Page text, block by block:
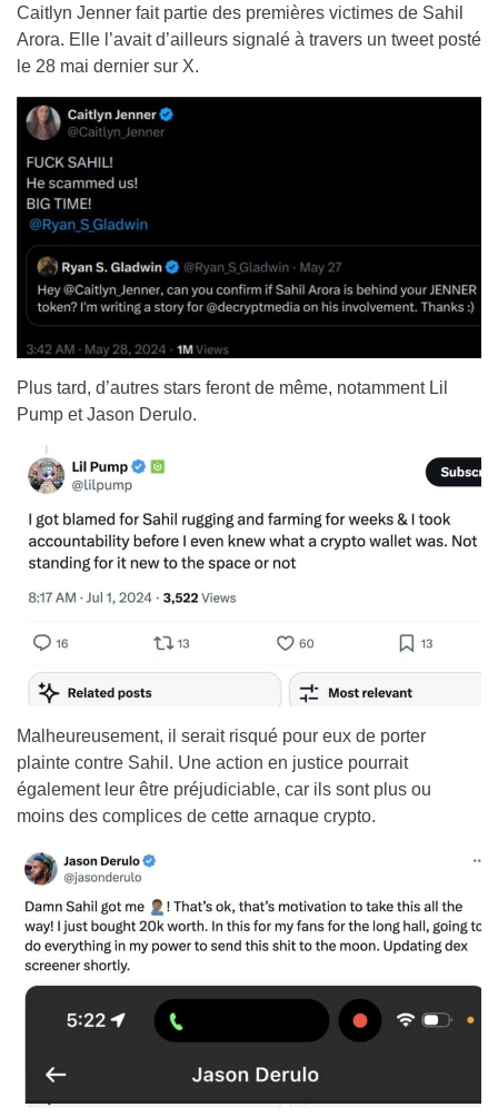
Caitlyn Jenner fait partie des premières victimes de Sahil
Arora. Elle l’avait d’ailleurs signalé à travers un tweet posté
le 28 mai dernier sur X.
Plus tard, d’autres stars feront de même, notamment Lil
Pump et Jason Derulo.
Malheureusement, il serait risqué pour eux de porter
plainte contre Sahil. Une action en justice pourrait
également leur être préjudiciable, car ils sont plus ou
moins des complices de cette arnaque crypto.